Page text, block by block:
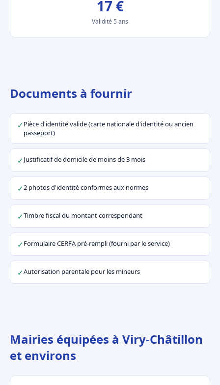
17 €
Validité 5 ans
Documents à fournir
✓ Pièce d'identité valide (carte nationale d'identité ou ancien
passeport)
✓Justificatif de domicile de moins de 3 mois
✓2 photos d'identité conformes aux normes
✓Timbre fiscal du montant correspondant
✓ Formulaire CERFA pré-rempli (fourni par le service)
✓Autorisation parentale pour les mineurs
Mairies équipées à Viry-Châtillon
et environs